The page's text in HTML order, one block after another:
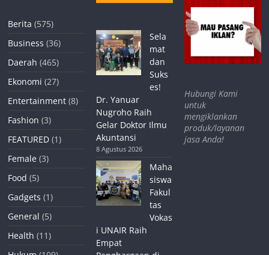
Berita (575)
Business (36)
Daerah (465)
Ekonomi (27)
Entertainment (8)
Fashion (3)
FEATURED (1)
Female (3)
Food (5)
Gadgets (1)
General (5)
Health (11)
Sela
mat
dan
Suks
es!
Dr. Yanuar
Nugroho Raih
Gelar Doktor Ilmu
Akuntansi
8 Agustus 2026
Maha
siswa
Fakul
tas
Vokas
i UNAIR Raih
Empat
Hubungi Kami
untuk
mengiklankan
produk/layanan
jasa Anda!